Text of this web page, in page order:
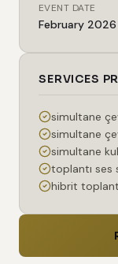
EVENT DATE
February 2026
SERVICES
simultane
simultane
simultane
toplantı ses
hibrit